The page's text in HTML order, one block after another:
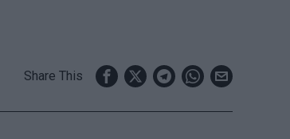
Share This